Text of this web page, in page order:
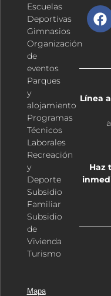
Escuelas
Deportivas
Gimnasios
Organización
de
eventos
Parques
y
alojamiento
Programas
Técnicos
Laborales
Recreación
y
Deporte
Subsidio
Familiar
Subsidio
de
Vivienda
Turismo
Mapa
F
a
b
k
Línea
Haz